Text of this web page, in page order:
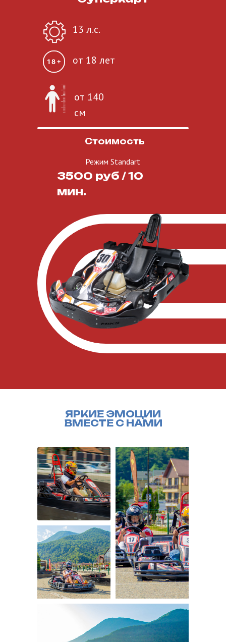
Стоимость
13 л.с.
от 18 лет
Режим Standart
3500 руб / 10
мин.
от 140
см
ЯРКИЕ ЭМОЦИИ
ВМЕСТЕ С НАМИ